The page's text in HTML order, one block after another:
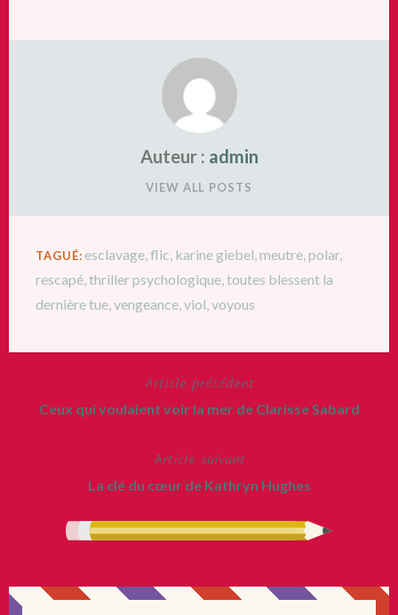
Auteur : admin
VIEW ALL POSTS
TAGUÉ: esclavage ,flic karine giebel ,meutre ,polar,
rescapé thriller psychologique toutes blessent la
dernière tue vengeance viol voyous
Article précédent
Ceux qui voulaient voir la mer de Clarisse Sabard
Article suivant
La clé du cœur de Kathryn Hughes